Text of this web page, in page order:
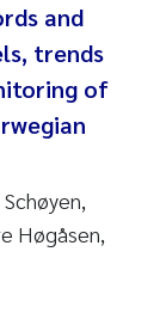
and
trends
of
Høgåsen,